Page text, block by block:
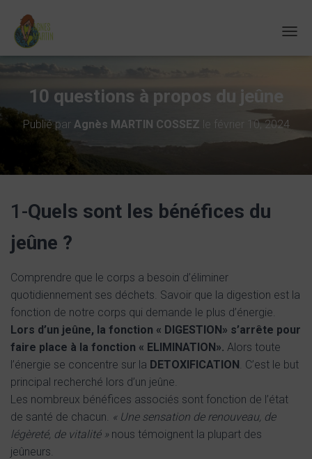
É
A
10 questions à propos du jeûne
Publié par Agnès MARTIN COSSEZ le février 10, 2024
1-Quels sont les bénéfices du
jeûne ?
Comprendre que le corps a besoin d’éliminer
quotidiennement ses déchets. Savoir que la digestion est la
fonction de notre corps qui demande le plus d’énergie.
Lors d’un jeûne, la fonction « DIGESTION» s’arrête pour
faire place à la fonction « ELIMINATION». Alors toute
l’énergie se concentre sur la DETOXIFICATION. C’est le but
principal recherché lors d’un jeûne.
Les nombreux bénéfices associés sont fonction de l’état
de santé de chacun. « Une sensation de renouveau, de
légèreté, de vitalité » nous témoignent la plupart des
jeûneurs.